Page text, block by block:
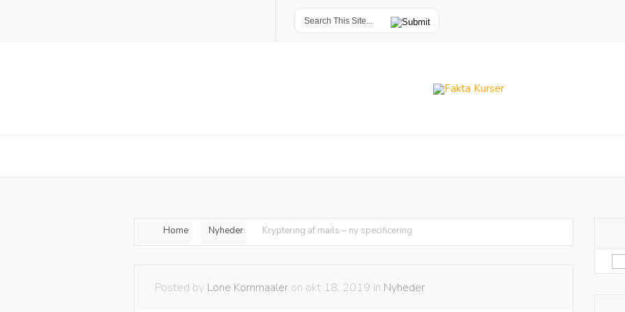
Home Nyheder Kryptering af mails – ny specificering
Posted by Lone Kornmaaler on okt 18, 2019 in Nyheder